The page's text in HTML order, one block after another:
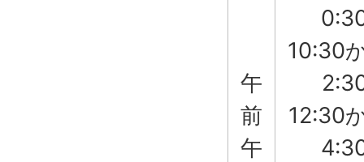
午
前
午
10:30
12:30